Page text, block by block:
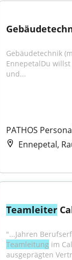
Gebäudetechnik
EnnepetalDu
und...
PATHOS
Ennepetal,
Teamleiter
Teamleitung im
ausgeprägten